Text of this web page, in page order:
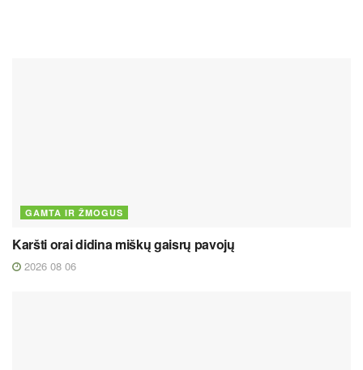
GAMTA IR ŽMOGUS
Karšti orai didina miškų gaisrų pavojų
2026 08 06